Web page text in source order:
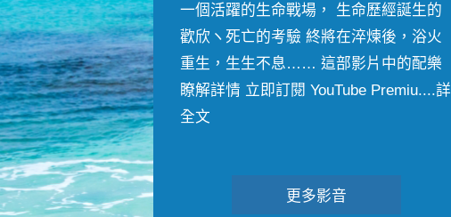
一個活躍的生命戰場， 生命歷經誕生的
歡欣ヽ死亡的考驗 終將在淬煉後，浴火
重生，生生不息…… 這部影片中的配樂
瞭解詳情 立即訂閱 YouTube Premiu....詳
全文
更多影音